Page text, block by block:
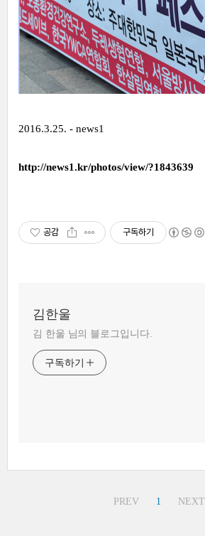
2016.3.25. - news1
http://news1.kr/photos/view/?1843639
공감 구독하기
김한울
김 한울 님의 블로그입니다.
구독하기
PREV 1 NEXT